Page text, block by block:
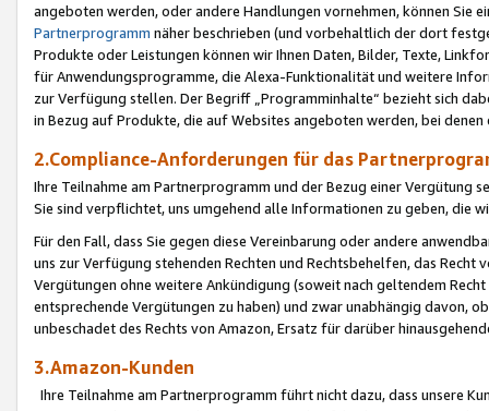
angeboten werden, oder andere Handlungen vornehmen, können Sie
Partnerprogramm näher beschrieben (und vorbehaltlich der dort
Produkte oder Leistungen können wir Ihnen Daten, Bilder, Texte,
für Anwendungsprogramme, die Alexa-Funktionalität und weitere
zur Verfügung stellen. Der Begriff „Programminhalte“ bezieht sich
in Bezug auf Produkte, die auf Websites angeboten werden, bei
2.Compliance-Anforderungen für das
Ihre Teilnahme am Partnerprogramm und der Bezug einer Vergütung
Sie sind verpflichtet, uns umgehend alle Informationen zu geben, die
Für den Fall, dass Sie gegen diese Vereinbarung oder andere
uns zur Verfügung stehenden Rechten und Rechtsbehelfen, das
Vergütungen ohne weitere Ankündigung (soweit nach geltendem
entsprechende Vergütungen zu haben) und zwar unabhängig davon,
unbeschadet des Rechts von Amazon, Ersatz für darüber
3.Amazon-Kunden
Ihre Teilnahme am Partnerprogramm führt nicht dazu, dass unsere